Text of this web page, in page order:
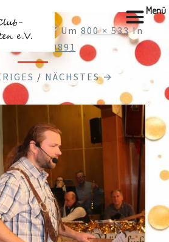
28.12.2017Um 800 × 533In
/ NÄCHSTES →
Menü